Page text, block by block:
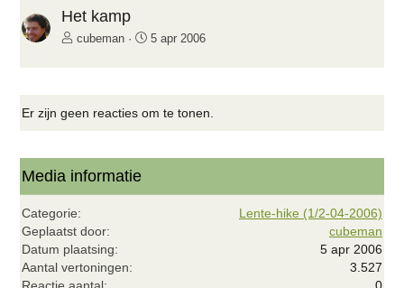
g
Het kamp
cubeman 5 apr 2006
Er zijn geen reacties om te tonen.
Media informatie
Categorie
Lente-hike (1/2-04-2006)
Geplaatst door
cubeman
Datum plaatsing
5 apr 2006
Aantal vertoningen
3.527
Reactie aantal
0